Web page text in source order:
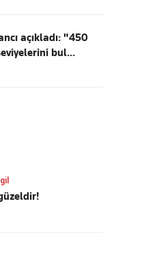
açıkladı: "450
bul...